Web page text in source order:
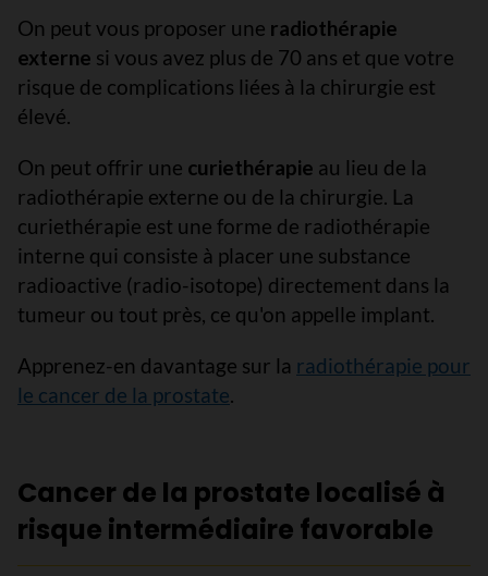
On peut vous proposer une radiothérapie
externe si vous avez plus de 70 ans et que votre
risque de complications liées à la chirurgie est
élevé.
On peut offrir une curiethérapie au lieu de la
radiothérapie externe ou de la chirurgie. La
curiethérapie est une forme de radiothérapie
interne qui consiste à placer une substance
radioactive (radio-isotope) directement dans la
tumeur ou tout près, ce qu'on appelle implant.
Apprenez-en davantage sur la radiothérapie pour
le cancer de la prostate.
Cancer de la prostate localisé à
risque intermédiaire favorable